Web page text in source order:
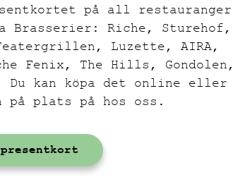
på all restauranger
Brasserier: Riche, Sturehof,
Luzette, AIRA,
Fenix, The Hills, Gondolen,
Du kan köpa det online eller
plats på hos oss.